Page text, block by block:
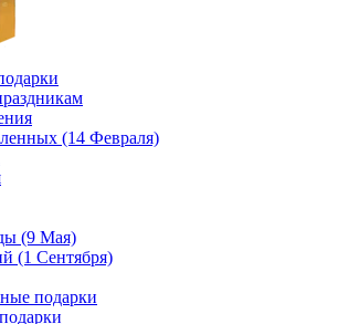
(14 Февраля)
(9 Мая)
(1 Сентября)
подарки